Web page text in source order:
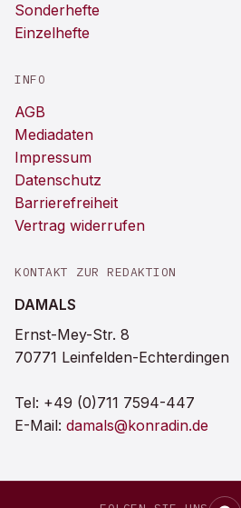
Sonderhefte
Einzelhefte
INFO
AGB
Mediadaten
Impressum
Datenschutz
Barrierefreiheit
Vertrag widerrufen
KONTAKT ZUR REDAKTION
DAMALS
Ernst-Mey-Str. 8
70771 Leinfelden-Echterdingen
Tel: +49 (0)711 7594-447
E-Mail: damals@konradin.de